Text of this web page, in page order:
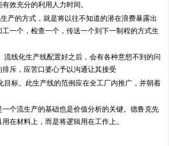
效充分的利用人力时间。
的方式，就是将以往不知道的潜在浪费暴露出
一个，检查一个，传送一个到下一制程的方式生
线化生产线配置好之后，会有各种意想不到的问
斥，应苦口婆心予以沟通让其接受
标。此生产线的范例应在全工厂内推广，并朝着
流生产的基础也是价值分析的关键。德鲁克先
在材料上，而是将逻辑用在工作上。